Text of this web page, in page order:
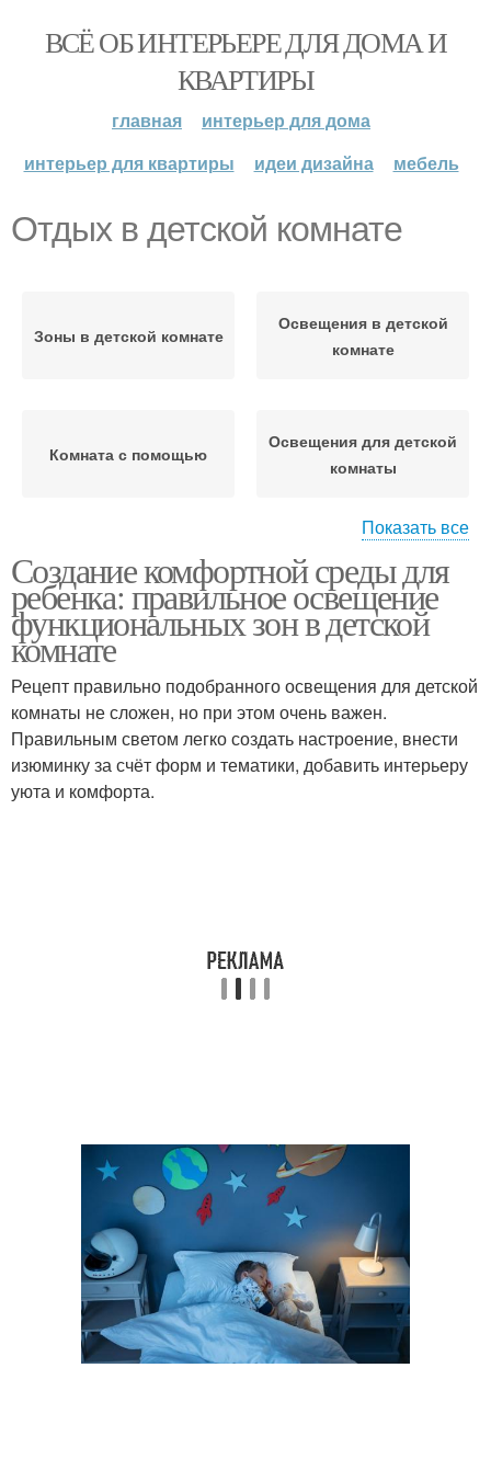
ВСЁ ОБ ИНТЕРЬЕРЕ ДЛЯ ДОМА И
КВАРТИРЫ
главная
интерьер для дома
интерьер для квартиры
идеи дизайна мебель
Отдых в детской комнате
Зоны в детской комнате
Освещения в детской
комнате
Комната с помощью
Освещения для детской
комнаты
Детская комната
Атмосфера в детской
комнате
Показать все
Создание комфортной среды для
ребенка: правильное освещение
функциональных зон в детской
комнате
Рецепт правильно подобранного освещения для детской
комнаты не сложен, но при этом очень важен.
Правильным светом легко создать настроение, внести
изюминку за счёт форм и тематики, добавить интерьеру
уюта и комфорта.